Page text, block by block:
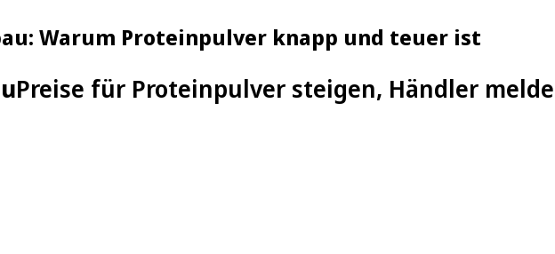
Warum Proteinpulver knapp und teuer ist
Preise für Proteinpulver steigen, Händler